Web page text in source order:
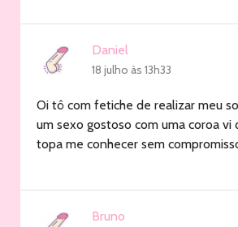
Daniel
18 julho às 13h33
Oi tô com fetiche de realizar meu
um sexo gostoso com uma coroa vi
topa me conhecer sem
Bruno